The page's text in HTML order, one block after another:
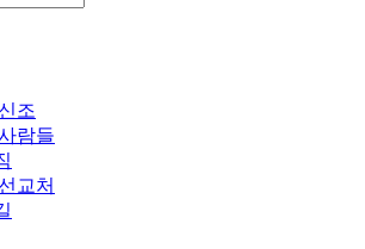
조
람들
교처